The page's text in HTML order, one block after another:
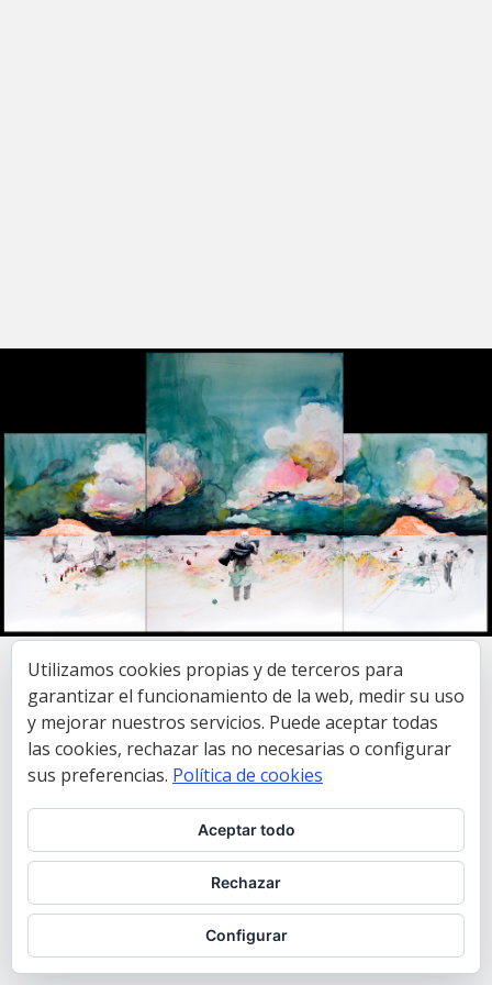
Utilizamos cookies propias y de terceros para
garantizar el funcionamiento de la web, medir su uso
y mejorar nuestros servicios. Puede aceptar todas
las cookies, rechazar las no necesarias o configurar
sus preferencias. Política de cookies
Aceptar todo
Rechazar
Configurar